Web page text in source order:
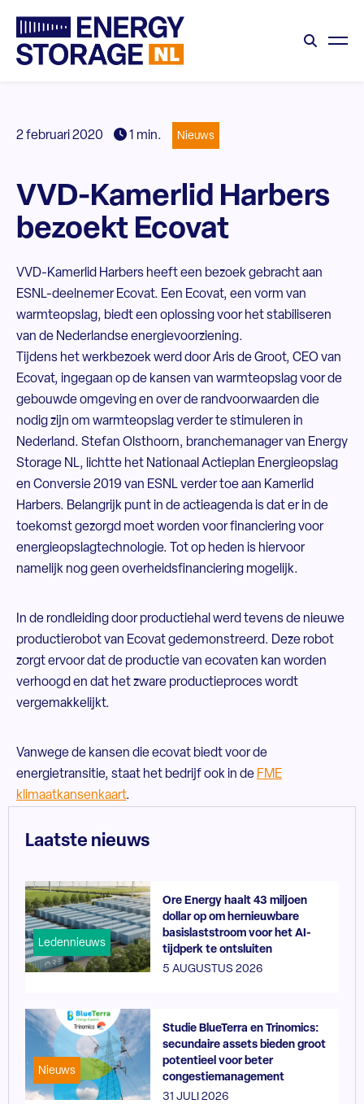
2 februari 2020 1 min. Nieuws
VVD-Kamerlid Harbers
bezoekt Ecovat
VVD-Kamerlid Harbers heeft een bezoek gebracht aan
ESNL-deelnemer Ecovat. Een Ecovat, een vorm van
warmteopslag, biedt een oplossing voor het stabiliseren
van de Nederlandse energievoorziening.
Tijdens het werkbezoek werd door Aris de Groot, CEO van
Ecovat, ingegaan op de kansen van warmteopslag voor de
gebouwde omgeving en over de randvoorwaarden die
nodig zijn om warmteopslag verder te stimuleren in
Nederland. Stefan Olsthoorn, branchemanager van Energy
Storage NL, lichtte het Nationaal Actieplan Energieopslag
en Conversie 2019 van ESNL verder toe aan Kamerlid
Harbers. Belangrijk punt in de actieagenda is dat er in de
toekomst gezorgd moet worden voor financiering voor
energieopslagtechnologie. Tot op heden is hiervoor
namelijk nog geen overheidsfinanciering mogelijk.
In de rondleiding door productiehal werd tevens de nieuwe
productierobot van Ecovat gedemonstreerd. Deze robot
zorgt ervoor dat de productie van ecovaten kan worden
verhoogd en dat het zware productieproces wordt
vergemakkelijkt.
Vanwege de kansen die ecovat biedt voor de
energietransitie, staat het bedrijf ook in de FME
klimaatkansenkaart.
Laatste nieuws
Ledennieuws
Ore Energy haalt 43 miljoen
dollar op om hernieuwbare
basislaststroom voor het AI-
tijdperk te ontsluiten
5 AUGUSTUS 2026
Nieuws
Studie BlueTerra en Trinomics:
secundaire assets bieden groot
potentieel voor beter
congestiemanagement
31 JULI 2026